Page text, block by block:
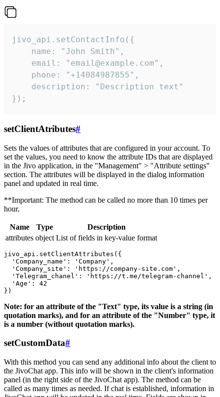
jivo_api.setContactInfo({
    name: "John Smith",
    email: "email@example.com",
    phone: "+14084987855",
    description: "Description text"
});
setClientAtributes#
Sets the values ​​of attributes that are configured in your account. To
set the values, you need to know the attribute IDs that are displayed
in the Jivo application, in the "Management" > "Attribute settings"
section. The attributes will be displayed in the dialog information
panel and updated in real time.
**Important: The method can be called no more than 10 times per
hour.
Name Type
Description
attributes object List of fields in key-value format
jivo_api.setClientAttributes({
  'Company_name': 'Company',
  'Company_site': 'https://company-site.com',
  'Telegram_chanel': 'https://t.me/telegram-channel',
  'Age': 42
Note: for an attribute of the "Text" type, its value is a string (in
quotation marks), and for an attribute of the "Number" type, it
is a number (without quotation marks).
setCustomData#
With this method you can send any additional info about the client to
the JivoChat app. This info will be shown in the client's information
panel (in the right side of the JivoChat app). The method can be
called as many times as needed. If chat is established, information in